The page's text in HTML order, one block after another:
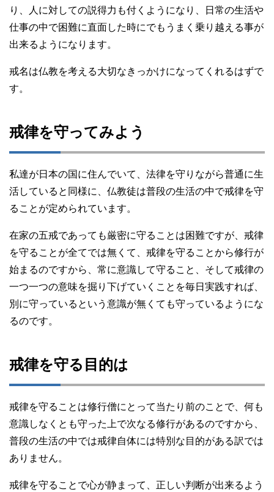
り、人に対しての説得力も付くようになり、日常の生活や
仕事の中で困難に直面した時にでもうまく乗り越える事が
出来るようになります。
戒名は仏教を考える大切なきっかけになってくれるはずで
す。
戒律を守ってみよう
私達が日本の国に住んでいて、法律を守りながら普通に生
活していると同様に、仏教徒は普段の生活の中で戒律を守
ることが定められています。
在家の五戒であっても厳密に守ることは困難ですが、戒律
を守ることが全てでは無くて、戒律を守ることから修行が
始まるのですから、常に意識して守ること、そして戒律の
一つ一つの意味を掘り下げていくことを毎日実践すれば、
別に守っているという意識が無くても守っているようにな
るのです。
戒律を守る目的は
戒律を守ることは修行僧にとって当たり前のことで、何も
意識しなくとも守った上で次なる修行があるのですから、
普段の生活の中では戒律自体には特別な目的がある訳では
ありません。
戒律を守ることで心が静まって、正しい判断が出来るよう